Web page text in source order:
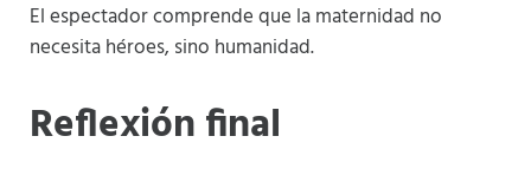
El espectador comprende que la maternidad no
necesita héroes, sino humanidad.
Reflexión final